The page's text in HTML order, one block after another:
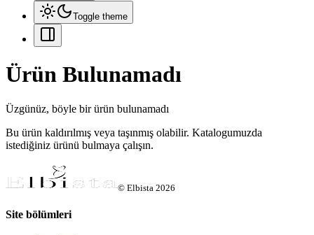
Toggle theme
Ürün Bulunamadı
Üzgünüz, böyle bir ürün bulunamadı
Bu ürün kaldırılmış veya taşınmış olabilir. Katalogumuzda
istediğiniz ürünü bulmaya çalışın.
© Elbista 2026
Site bölümleri